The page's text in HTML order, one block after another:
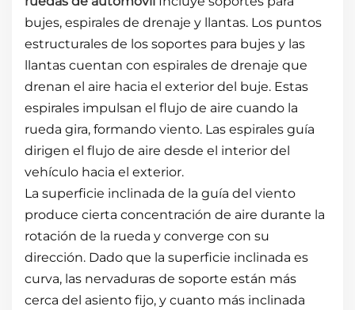
bujes, espirales de drenaje y llantas. Los puntos
estructurales de los soportes para bujes y las
llantas cuentan con espirales de drenaje que
drenan el aire hacia el exterior del buje. Estas
espirales impulsan el flujo de aire cuando la
rueda gira, formando viento. Las espirales guía
dirigen el flujo de aire desde el interior del
vehículo hacia el exterior.
La superficie inclinada de la guía del viento
produce cierta concentración de aire durante la
rotación de la rueda y converge con su
dirección. Dado que la superficie inclinada es
curva, las nervaduras de soporte están más
cerca del asiento fijo, y cuanto más inclinada